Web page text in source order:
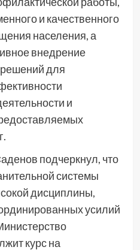
и качественного
населения, а
внедрение
для
и
подчеркнул, что
системы
дисциплины,
усилий
курс на